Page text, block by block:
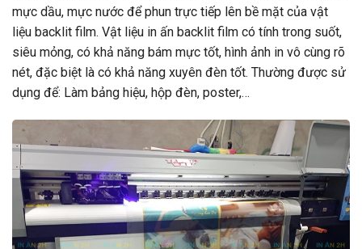
mực dầu, mực nước để phun trực tiếp lên bề mặt của vật
liệu backlit film. Vật liệu in ấn backlit film có tính trong suốt,
siêu mỏng, có khả năng bám mực tốt, hình ảnh in vô cùng rõ
nét, đặc biệt là có khả năng xuyên đèn tốt. Thường được sử
dụng để: Làm bảng hiệu, hộp đèn, poster,…